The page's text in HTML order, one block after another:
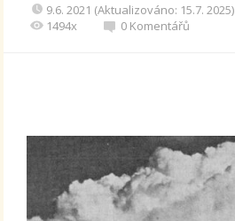
9.6. 2021 (Aktualizováno: 15.7. 2025)
1494x
0 Komentářů